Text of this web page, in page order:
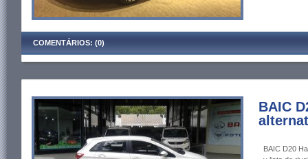
COMENTÁRIOS: (0)
BAIC
BAIC D20